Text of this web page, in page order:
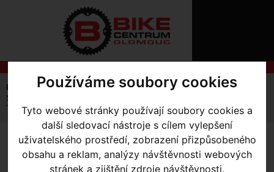
Používáme soubory cookies
Tyto webové stránky používají soubory cookies a
další sledovací nástroje s cílem vylepšení
uživatelského prostředí, zobrazení přizpůsobeného
obsahu a reklam, analýzy návštěvnosti webových
stránek a zjištění zdroje návštěvnosti.
O
REGISTRACE
ZTRATILI
Úvodní strana Kola Silniční a Gravel
Silnice
Specialized Tarmac
Tarmac SL8 S-Works TEAM LTD rámový set
TARMAC SL8 S-WORKS